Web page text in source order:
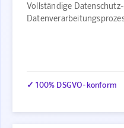
Vollständige
✓ 100% DSGVO-konform